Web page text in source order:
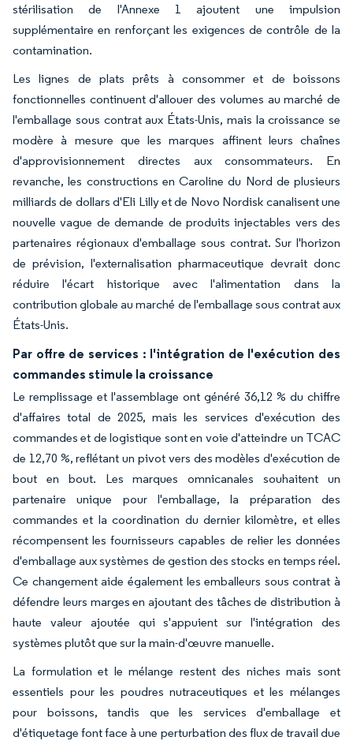
stérilisation de l'Annexe 1 ajoutent une impulsion
supplémentaire en renforçant les exigences de contrôle de la
contamination.
Les lignes de plats prêts à consommer et de boissons
fonctionnelles continuent d'allouer des volumes au marché de
l'emballage sous contrat aux États-Unis, mais la croissance se
modère à mesure que les marques affinent leurs chaînes
d'approvisionnement directes aux consommateurs. En
revanche, les constructions en Caroline du Nord de plusieurs
milliards de dollars d'Eli Lilly et de Novo Nordisk canalisent une
nouvelle vague de demande de produits injectables vers des
partenaires régionaux d'emballage sous contrat. Sur l'horizon
de prévision, l'externalisation pharmaceutique devrait donc
réduire l'écart historique avec l'alimentation dans la
contribution globale au marché de l'emballage sous contrat aux
États-Unis.
Par offre de services : l'intégration de l'exécution des
commandes stimule la croissance
Le remplissage et l'assemblage ont généré 36,12 % du chiffre
d'affaires total de 2025, mais les services d'exécution des
commandes et de logistique sont en voie d'atteindre un TCAC
de 12,70 %, reflétant un pivot vers des modèles d'exécution de
bout en bout. Les marques omnicanales souhaitent un
partenaire unique pour l'emballage, la préparation des
commandes et la coordination du dernier kilomètre, et elles
récompensent les fournisseurs capables de relier les données
d'emballage aux systèmes de gestion des stocks en temps réel.
Ce changement aide également les emballeurs sous contrat à
défendre leurs marges en ajoutant des tâches de distribution à
haute valeur ajoutée qui s'appuient sur l'intégration des
systèmes plutôt que sur la main-d'œuvre manuelle.
La formulation et le mélange restent des niches mais sont
essentiels pour les poudres nutraceutiques et les mélanges
pour boissons, tandis que les services d'emballage et
d'étiquetage font face à une perturbation des flux de travail due